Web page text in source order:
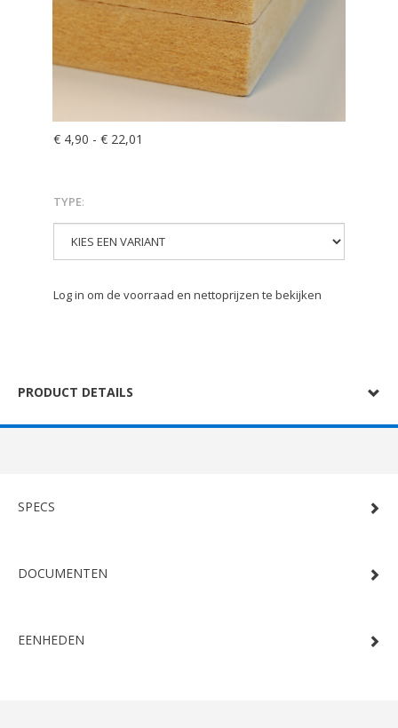
€ 4,90 - € 22,01
TYPE:
Log in om de voorraad en nettoprijzen te bekijken
PRODUCT DETAILS
SPECS
DOCUMENTEN
EENHEDEN